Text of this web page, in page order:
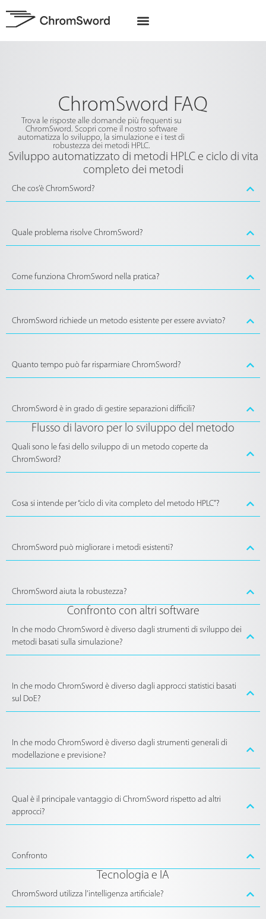
ChromSword FAQ
Trova le risposte alle domande più frequenti su
ChromSword. Scopri come il nostro software
automatizza lo sviluppo, la simulazione e i test di
robustezza dei metodi HPLC.
Sviluppo automatizzato di metodi HPLC e ciclo di vita
completo dei metodi
Che cos’è ChromSword?
Quale problema risolve ChromSword?
Come funziona ChromSword nella pratica?
ChromSword richiede un metodo esistente per essere avviato?
Quanto tempo può far risparmiare ChromSword?
ChromSword è in grado di gestire separazioni difficili?
Flusso di lavoro per lo sviluppo del metodo
Quali sono le fasi dello sviluppo di un metodo coperte da
ChromSword?
Cosa si intende per “ciclo di vita completo del metodo HPLC”?
ChromSword può migliorare i metodi esistenti?
ChromSword aiuta la robustezza?
Confronto con altri software
In che modo ChromSword è diverso dagli strumenti di sviluppo dei
metodi basati sulla simulazione?
In che modo ChromSword è diverso dagli approcci statistici basati
sul DoE?
In che modo ChromSword è diverso dagli strumenti generali di
modellazione e previsione?
Qual è il principale vantaggio di ChromSword rispetto ad altri
approcci?
Confronto
Tecnologia e IA
ChromSword utilizza l’intelligenza artificiale?